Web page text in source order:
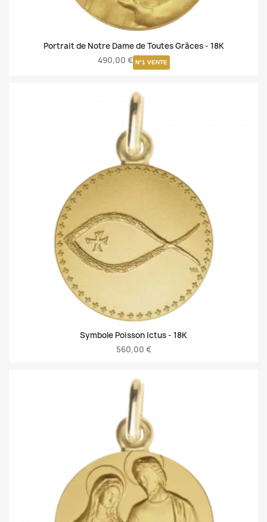
Portrait de Notre Dame de Toutes Grâces - 18K
490,00 € N°1 VENTE
Symbole Poisson Ictus - 18K
560,00 €